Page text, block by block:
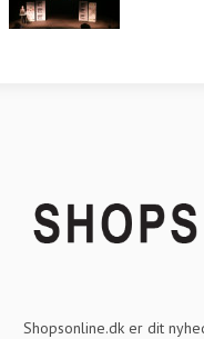
Shopsonline.dk er dit